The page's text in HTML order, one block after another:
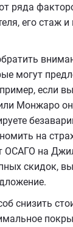
ряда
его стаж
могут
если
Монжаро
на
ОСАГО на
скидок,
снизить